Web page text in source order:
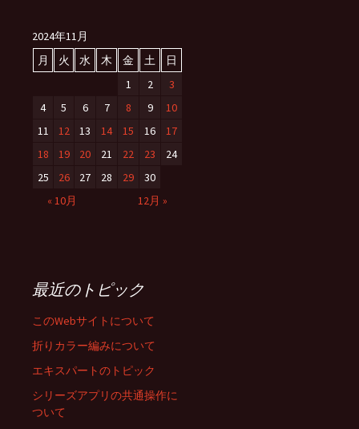
2024年11月
月
火 水 木 金 土
日
1
2
3
4
5 6 7 8 9
10
11
12 13 14 15 16
17
18
19 20 21 22 23
24
25
26 27 28 29
30
« 10月
12月 »
最近のトピック
このWebサイトについて
折りカラー編みについて
エキスパートのトピック
シリーズアプリの共通操作に
ついて